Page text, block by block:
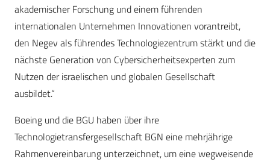
akademischer Forschung und einem führenden
internationalen Unternehmen Innovationen vorantreibt,
den Negev als führendes Technologiezentrum stärkt und die
nächste Generation von Cybersicherheitsexperten zum
Nutzen der israelischen und globalen Gesellschaft
ausbildet.“
Boeing und die BGU haben über ihre
Technologietransfergesellschaft BGN eine mehrjährige
Rahmenvereinbarung unterzeichnet, um eine wegweisende